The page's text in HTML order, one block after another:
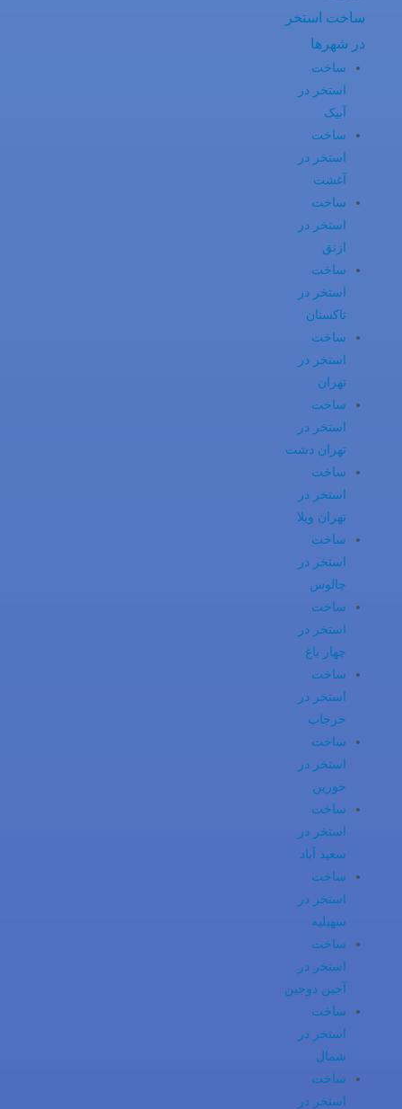
ساخت استخر
در شهرها
ساخت
استخر در
آبیک
ساخت
استخر در
آغشت
ساخت
استخر در
ازنق
ساخت
استخر در
تاکستان
ساخت
استخر در
تهران
ساخت
استخر در
تهران دشت
ساخت
استخر در
تهران ویلا
ساخت
استخر در
چالوس
ساخت
استخر در
چهار باغ
ساخت
استخر در
حرجاب
ساخت
استخر در
خورین
ساخت
استخر در
سعید آباد
ساخت
استخر در
سهیلیه
ساخت
استخر در
آجین دوجین
ساخت
استخر در
شمال
ساخت
استخر در